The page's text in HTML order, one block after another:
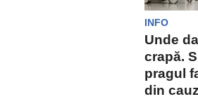
INFO
Unde
crapă.
pragul
din